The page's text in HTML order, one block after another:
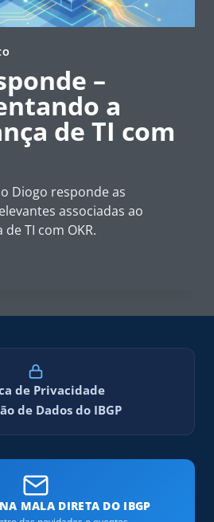
–
a
de TI com
Diogo responde as
associadas ao
TI com OKR.
de Privacidade
de Dados do IBGP
MALA DIRETA DO IBGP